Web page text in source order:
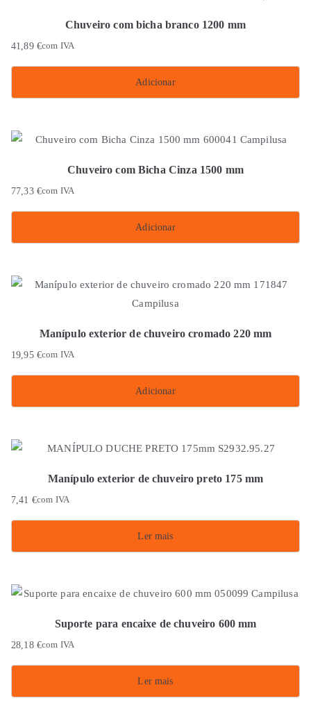
Chuveiro com bicha branco 1200 mm
41,89 €com IVA
Adicionar
Chuveiro com Bicha Cinza 1500 mm
77,33 €com IVA
Adicionar
Manípulo exterior de chuveiro cromado 220 mm
19,95 €com IVA
Adicionar
Manípulo exterior de chuveiro preto 175 mm
7,41 €com IVA
Ler mais
Suporte para encaixe de chuveiro 600 mm
28,18 €com IVA
Ler mais